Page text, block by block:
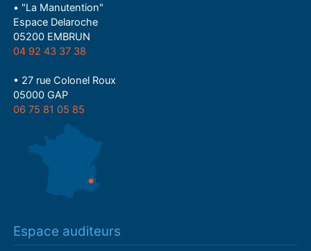
• "La Manutention"
Espace Delaroche
05200 EMBRUN
04 92 43 37 38
• 27 rue Colonel Roux
05000 GAP
06 75 81 05 85
Espace auditeurs